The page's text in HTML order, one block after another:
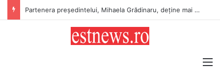
Partenera președintelui, Mihaela Grădinaru, deține mai multe terenuri în cotă parte și două case în județul Vaslui